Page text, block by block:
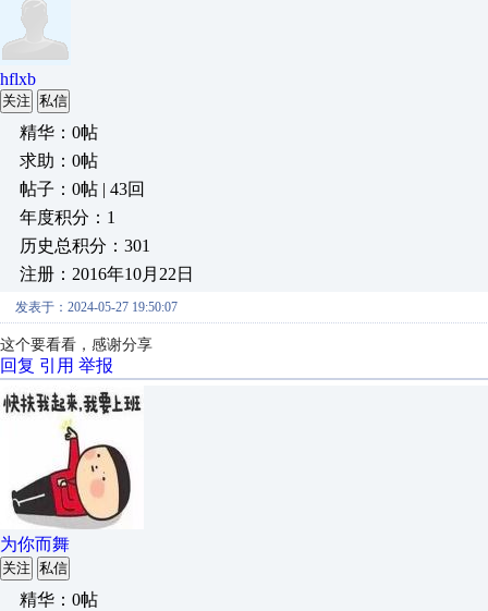
hflxb
关注 私信
精华：0帖
求助：0帖
帖子：0帖 | 43回
年度积分：1
历史总积分：301
注册：2016年10月22日
发表于：2024-05-27 19:50:07
这个要看看，感谢分享
回复 引用 举报
为你而舞
关注 私信
精华：0帖